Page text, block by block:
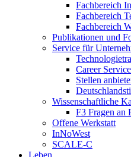
Fachbereich
Fachbereich
Fachbereich
Publikationen und
Service für
Career Service
Stellen
Wissenschaftliche
F3 Fragen an
Offene Werkstatt
InNoWest
SCALE-C
Leben